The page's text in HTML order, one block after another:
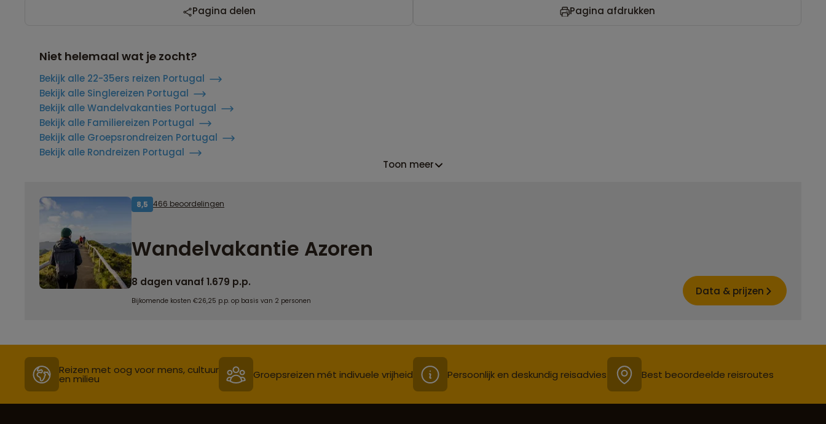
Pagina delen Pagina afdrukken
Niet helemaal wat je zocht?
Bekijk alle 22-35ers reizen Portugal
Bekijk alle Singlereizen Portugal
Bekijk alle Wandelvakanties Portugal
Bekijk alle Familiereizen Portugal
Bekijk alle Groepsrondreizen Portugal
Bekijk alle Rondreizen Portugal
Toon meer
8,5 466 beoordelingen
Wandelvakantie Azoren
8 dagen vanaf 1.679 p.p.
Bijkomende kosten €26,25 p.p. op basis van 2 personen
Data & prijzen
Reizen met oog voor mens, cultuur
en milieu Groepsreizen mét indivuele vrijheid Persoonlijk en deskundig reisadvies Best beoordeelde reisroutes